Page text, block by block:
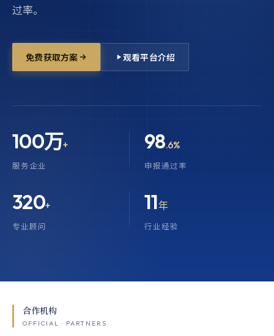
过率。
免费获取方案 观看平台介绍
100万+
服务企业
98.6%
申报通过率
320+
专业顾问
11年
行业经验
合作机构
OFFICIAL · PARTNERS